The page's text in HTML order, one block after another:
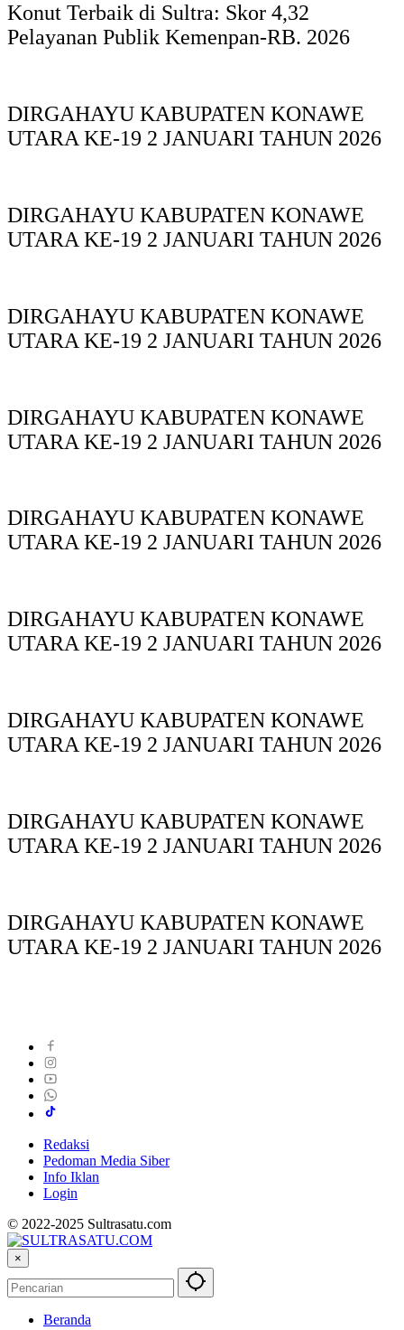
Konut Terbaik di Sultra: Skor 4,32
Pelayanan Publik Kemenpan-RB. 2026
DIRGAHAYU KABUPATEN KONAWE
UTARA KE-19 2 JANUARI TAHUN 2026
DIRGAHAYU KABUPATEN KONAWE
UTARA KE-19 2 JANUARI TAHUN 2026
DIRGAHAYU KABUPATEN KONAWE
UTARA KE-19 2 JANUARI TAHUN 2026
DIRGAHAYU KABUPATEN KONAWE
UTARA KE-19 2 JANUARI TAHUN 2026
DIRGAHAYU KABUPATEN KONAWE
UTARA KE-19 2 JANUARI TAHUN 2026
DIRGAHAYU KABUPATEN KONAWE
UTARA KE-19 2 JANUARI TAHUN 2026
DIRGAHAYU KABUPATEN KONAWE
UTARA KE-19 2 JANUARI TAHUN 2026
DIRGAHAYU KABUPATEN KONAWE
UTARA KE-19 2 JANUARI TAHUN 2026
DIRGAHAYU KABUPATEN KONAWE
UTARA KE-19 2 JANUARI TAHUN 2026
Redaksi
Pedoman Media Siber
Info Iklan
Login
© 2022-2025 Sultrasatu.com
×
Beranda